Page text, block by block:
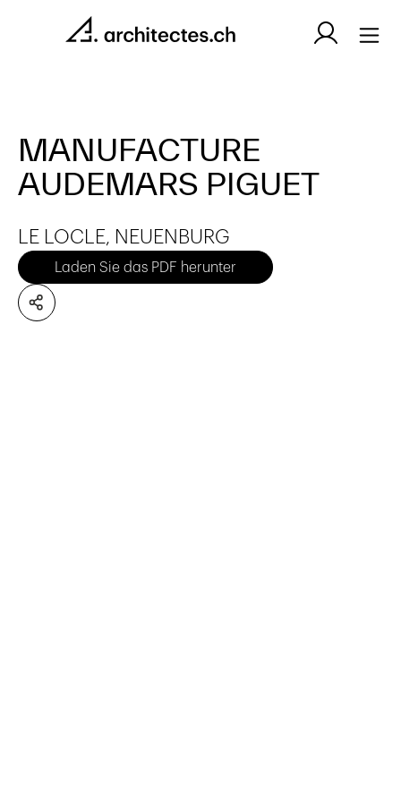
MANUFACTURE
AUDEMARS PIGUET
LE LOCLE, NEUENBURG
Laden Sie das PDF herunter